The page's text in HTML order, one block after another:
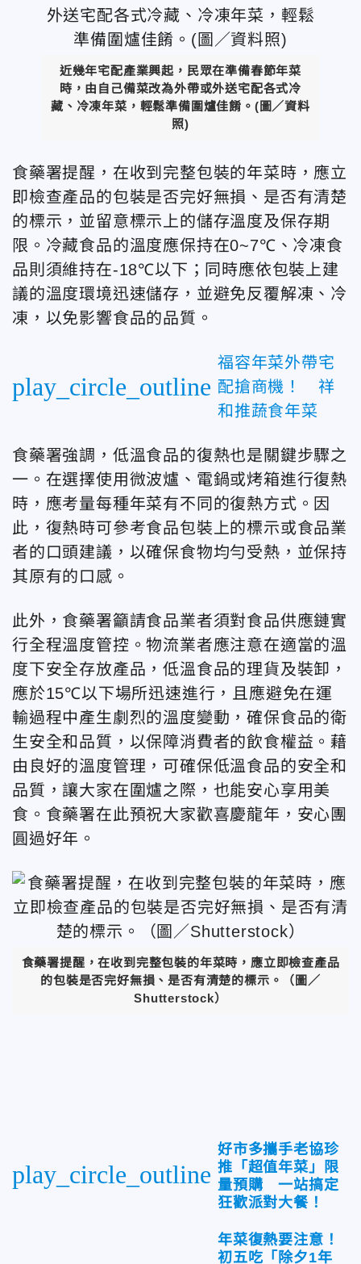
近幾年宅配產業興起，民眾在準備春節年菜
時，由自己備菜改為外帶或外送宅配各式冷
藏、冷凍年菜，輕鬆準備圍爐佳餚。(圖／資料
照)
食藥署提醒，在收到完整包裝的年菜時，應立
即檢查產品的包裝是否完好無損、是否有清楚
的標示，並留意標示上的儲存溫度及保存期
限。冷藏食品的溫度應保持在0~7℃、冷凍食
品則須維持在-18℃以下；同時應依包裝上建
議的溫度環境迅速儲存，並避免反覆解凍、冷
凍，以免影響食品的品質。
play_circle_outline
福容年菜外帶宅
配搶商機！ 祥
和推蔬食年菜
食藥署強調，低溫食品的復熱也是關鍵步驟之
一。在選擇使用微波爐、電鍋或烤箱進行復熱
時，應考量每種年菜有不同的復熱方式。因
此，復熱時可參考食品包裝上的標示或食品業
者的口頭建議，以確保食物均勻受熱，並保持
其原有的口感。
此外，食藥署籲請食品業者須對食品供應鏈實
行全程溫度管控。物流業者應注意在適當的溫
度下安全存放產品，低溫食品的理貨及裝卸，
應於15℃以下場所迅速進行，且應避免在運
輸過程中產生劇烈的溫度變動，確保食品的衛
生安全和品質，以保障消費者的飲食權益。藉
由良好的溫度管理，可確保低溫食品的安全和
品質，讓大家在圍爐之際，也能安心享用美
食。食藥署在此預祝大家歡喜慶龍年，安心團
圓過好年。
食藥署提醒，在收到完整包裝的年菜時，應立即檢查產品
的包裝是否完好無損、是否有清楚的標示。（圖／
Shutterstock）
play_circle_outline
好市多攜手老協珍
推「超值年菜」限
量預購 一站搞定
狂歡派對大餐！
年菜復熱要注意！
初五吃「除夕1年